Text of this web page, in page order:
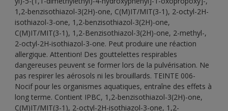
1,2-benzisothiazol-3(2H)-one, C(M)IT/MIT(3-1), 2-octyl-2H-
isothiazol-3-one, 1,2-benzisothiazol-3(2H)-one,
C(M)IT/MIT(3-1), 1,2-Benzisothiazol-3(2H)-one, 2-methyl-,
2-octyl-2H-isothiazol-3-one. Peut produire une réaction
allergique. Attention! Des gouttelettes respirables
dangereuses peuvent se former lors de la pulvérisation. Ne
pas respirer les aérosols ni les brouillards. TEINTE 006-
Nocif pour les organismes aquatiques, entraîne des effets à
long terme. Contient IPBC, 1,2-benzisothiazol-3(2H)-one,
C(M)IT/MIT(3-1), 2-octyl-2H-isothiazol-3-one, 1,2-